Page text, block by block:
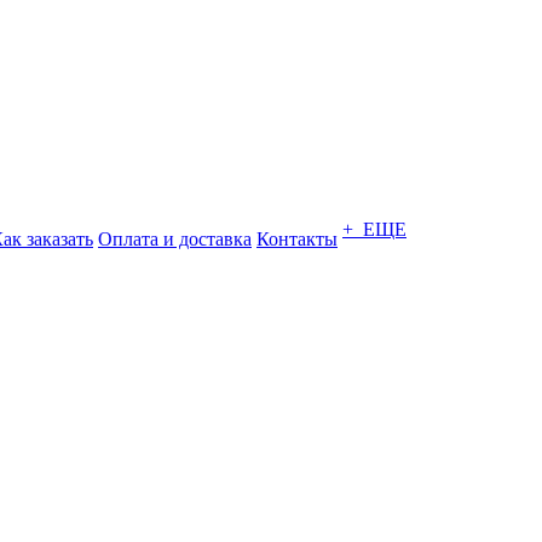
заказать Оплата и доставка Контакты + ЕЩЕ